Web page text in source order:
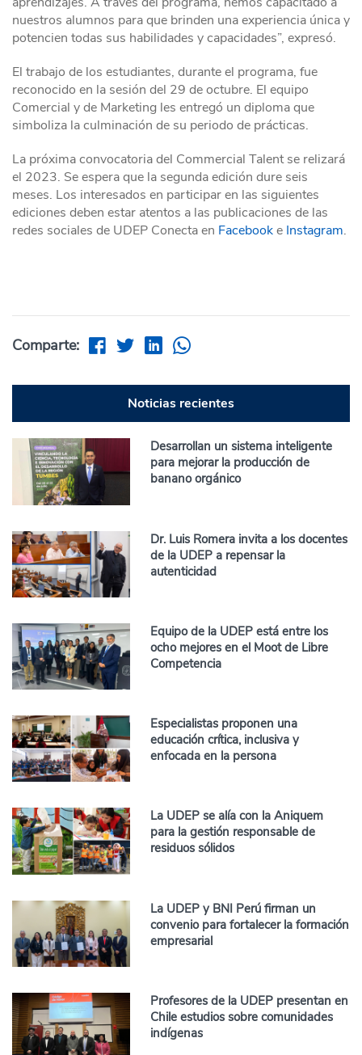
nuestros alumnos para que brinden una experiencia única y
potencien todas sus habilidades y capacidades”, expresó.
El trabajo de los estudiantes, durante el programa, fue
reconocido en la sesión del 29 de octubre. El equipo
Comercial y de Marketing les entregó un diploma que
simboliza la culminación de su periodo de prácticas.
La próxima convocatoria del Commercial Talent se relizará
el 2023. Se espera que la segunda edición dure seis
meses. Los interesados en participar en las siguientes
ediciones deben estar atentos a las publicaciones de las
redes sociales de UDEP Conecta en Facebooke Instagram.
Comparte:
Noticias recientes
Desarrollan un sistema inteligente
para mejorar la producción de
banano orgánico
Dr. Luis Romera invita a los docentes
de la UDEP a repensar la
autenticidad
Equipo de la UDEP está entre los
ocho mejores en el Moot de Libre
Competencia
Especialistas proponen una
educación crítica, inclusiva y
enfocada en la persona
La UDEP se alía con la Aniquem
para la gestión responsable de
residuos sólidos
La UDEP y BNI Perú firman un
convenio para fortalecer la formación
empresarial
Profesores de la UDEP presentan en
Chile estudios sobre comunidades
indígenas